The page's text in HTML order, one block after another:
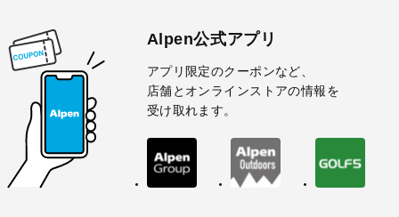
Alpen公式アプリ
アプリ限定のクーポンなど、
店舗とオンラインストアの情報を
受け取れます。